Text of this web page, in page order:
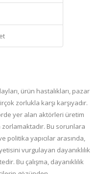
ürün hastalıkları, pazar
zorlukla karşı karşıyadır.
yer alan aktörleri üretim
Bu sorunlara
politika yapıcılar arasında,
vurgulayan dayanıklılık
Bu çalışma, dayanıklılık